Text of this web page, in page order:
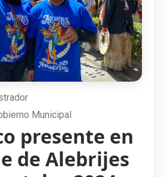
Municipal
presente en
de Alebrijes